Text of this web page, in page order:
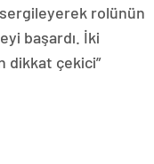
rolünün
başardı. İki
dikkat çekici”